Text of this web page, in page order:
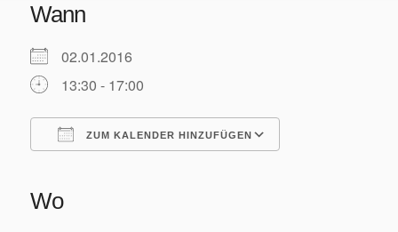
Wann
02.01.2016
13:30 - 17:00
ZUM KALENDER HINZUFÜGEN
Wo